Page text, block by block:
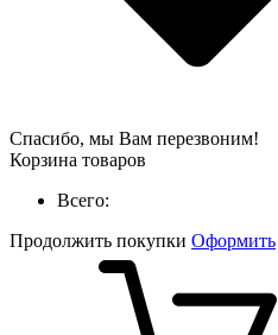
Спасибо, мы Вам перезвоним!
Корзина товаров
Всего:
Продолжить покупки Оформить